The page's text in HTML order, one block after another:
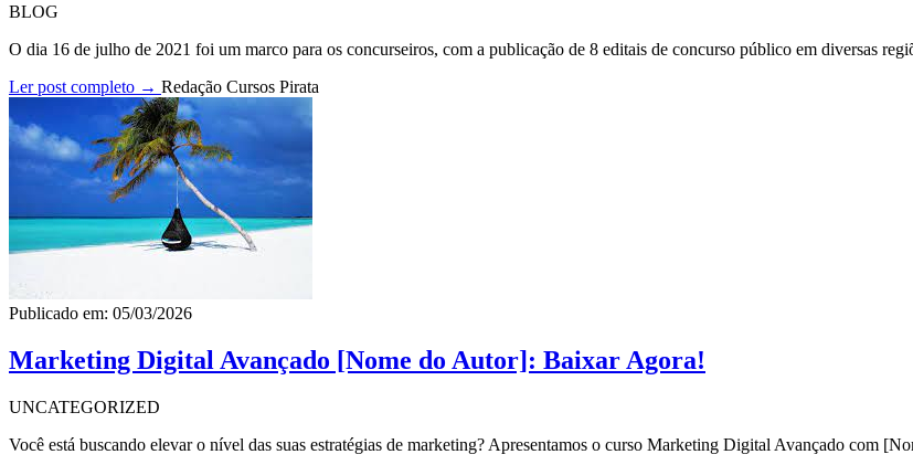
BLOG
O dia 16 de julho de 2021 foi um marco para os concurseiros, com a publicação de 8 editais de concurso público em diversas
Ler post completo → Redação Cursos Pirata
Publicado em: 05/03/2026
Marketing Digital Avançado [Nome do Autor]: Baixar Agora!
UNCATEGORIZED
Você está buscando elevar o nível das suas estratégias de marketing? Apresentamos o curso Marketing Digital Avançado com